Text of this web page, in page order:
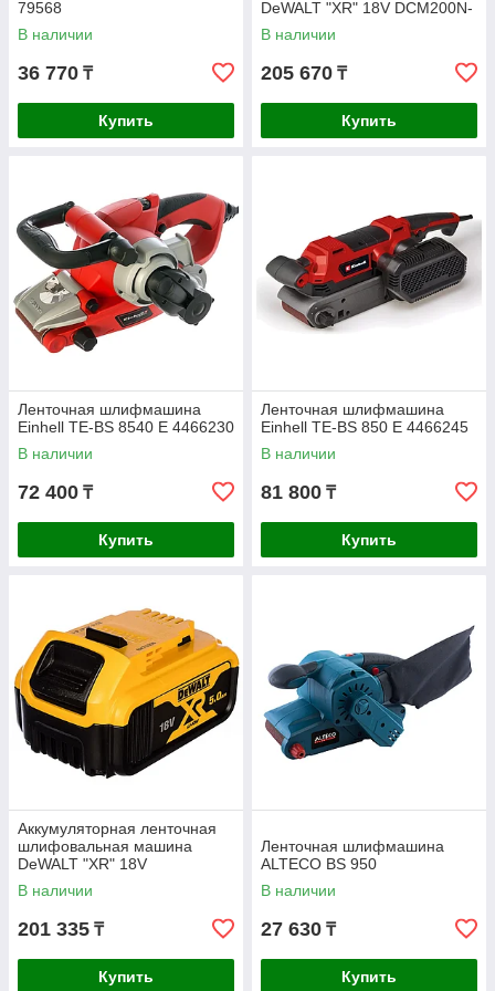
79568
В наличии
36 770 ₸
Купить
DeWALT "XR" 18V DCM200N-
XJ
В наличии
205 670 ₸
Купить
Ленточная шлифмашина
Einhell TE-BS 8540 E 4466230
В наличии
72 400 ₸
Купить
Ленточная шлифмашина
Einhell TE-BS 850 E 4466245
В наличии
81 800 ₸
Купить
Аккумуляторная ленточная
шлифовальная машина
DeWALT "XR" 18V
DCM200NT-XJ
В наличии
201 335 ₸
Купить
Ленточная шлифмашина
ALTECO BS 950
В наличии
27 630 ₸
Купить